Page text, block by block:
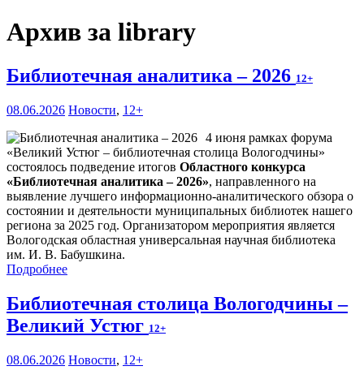
Архив за library
Библиотечная аналитика – 2026 12+
08.06.2026 Новости, 12+
4 июня рамках форума
«Великий Устюг – библиотечная столица Вологодчины»
состоялось подведение итогов Областного конкурса
«Библиотечная аналитика – 2026», направленного на
выявление лучшего информационно-аналитического обзора о
состоянии и деятельности муниципальных библиотек нашего
региона за 2025 год. Организатором мероприятия является
Вологодская областная универсальная научная библиотека
им. И. В. Бабушкина.
Подробнее
Библиотечная столица Вологодчины –
Великий Устюг 12+
08.06.2026 Новости, 12+